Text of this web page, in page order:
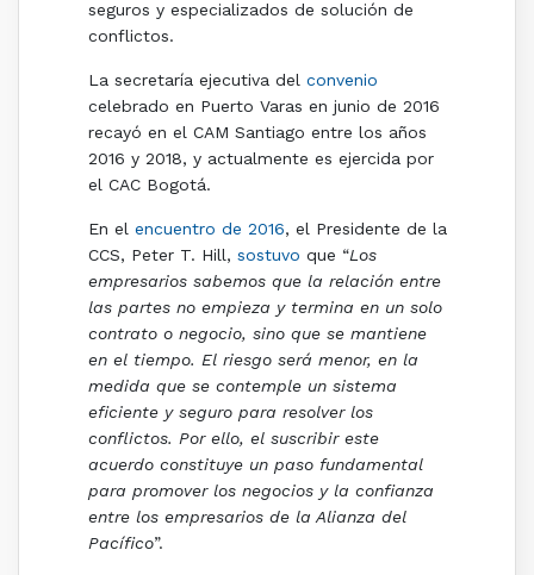
seguros y especializados de solución de
conflictos.
La secretaría ejecutiva del convenio
celebrado en Puerto Varas en junio de 2016
recayó en el CAM Santiago entre los años
2016 y 2018, y actualmente es ejercida por
el CAC Bogotá.
En el encuentro de 2016, el Presidente de la
CCS, Peter T. Hill, sostuvo que “Los
empresarios sabemos que la relación entre
las partes no empieza y termina en un solo
contrato o negocio, sino que se mantiene
en el tiempo. El riesgo será menor, en la
medida que se contemple un sistema
eficiente y seguro para resolver los
conflictos. Por ello, el suscribir este
acuerdo constituye un paso fundamental
para promover los negocios y la confianza
entre los empresarios de la Alianza del
Pacífico”.